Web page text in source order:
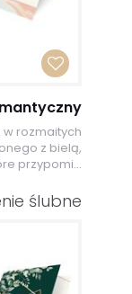
rozmaitych
z bielą,
przypomi...
ślubne